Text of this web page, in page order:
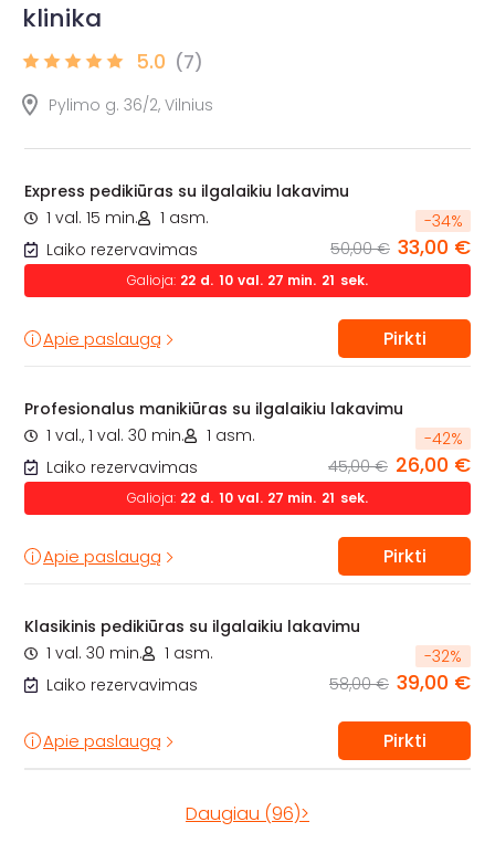
klinika
5.0 (7)
Pylimo g. 36/2, Vilnius
Express pedikiūras su ilgalaikiu lakavimu
1 val. 15 min.
1 asm.
Laiko rezervavimas
-34%
50,00 € 33,00 €
Galioja: 22 d. 10 val. 27 min. 20 sek.
Apie paslaugą Pirkti
Profesionalus manikiūras su ilgalaikiu lakavimu
1 val., 1 val. 30 min.
1 asm.
Laiko rezervavimas
-42%
45,00 € 26,00 €
Galioja: 22 d. 10 val. 27 min. 20 sek.
Apie paslaugą Pirkti
Klasikinis pedikiūras su ilgalaikiu lakavimu
1 val. 30 min.
1 asm.
Laiko rezervavimas
-32%
58,00 € 39,00 €
Apie paslaugą Pirkti
Daugiau (96)>